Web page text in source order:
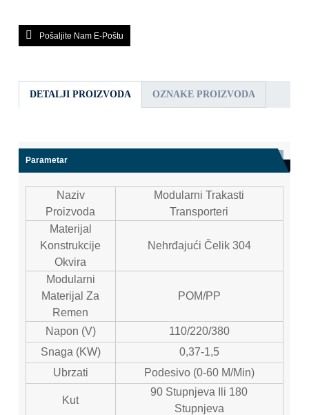
Pošaljite Nam E-Poštu
DETALJI PROIZVODA OZNAKE PROIZVODA
Parametar
Naziv
Proizvoda
Modularni Trakasti
Transporteri
Materijal
Konstrukcije
Okvira
Nehrđajući Čelik 304
Modularni
Materijal Za
Remen
POM/PP
Napon (V)
110/220/380
Snaga (kW)
0,37-1,5
Ubrzati
Podesivo (0-60 M/min)
Kut
90 Stupnjeva Ili 180
Stupnjeva